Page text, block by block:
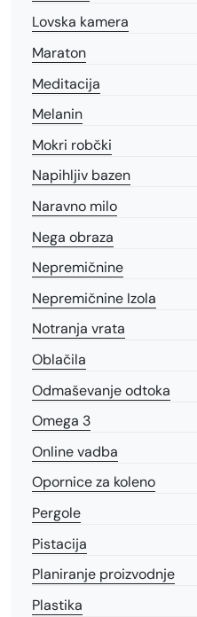
Lovska kamera
Maraton
Meditacija
Melanin
Mokri robčki
Napihljiv bazen
Naravno milo
Nega obraza
Nepremičnine
Nepremičnine Izola
Notranja vrata
Oblačila
Odmaševanje odtoka
Omega 3
Online vadba
Opornice za koleno
Pergole
Pistacija
Planiranje proizvodnje
Plastika